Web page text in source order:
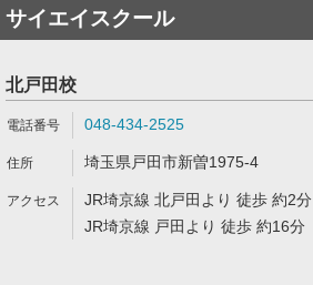
サイエイスクール
北戸田校
048-434-2525
埼玉県戸田市新曽1975-4
JR埼京線 北戸田より 徒歩 約2分
JR埼京線 戸田より 徒歩 約16分